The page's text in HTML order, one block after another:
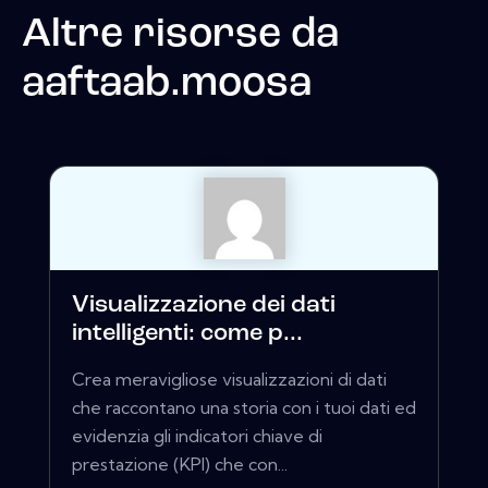
Altre risorse da
aaftaab.moosa
Visualizzazione dei dati
intelligenti: come p...
Crea meravigliose visualizzazioni di dati
che raccontano una storia con i tuoi dati ed
evidenzia gli indicatori chiave di
prestazione (KPI) che con...